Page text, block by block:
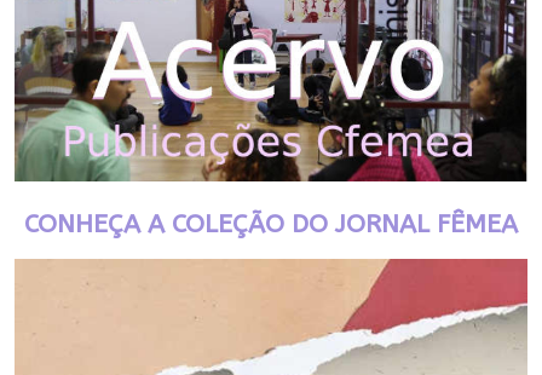
CONHEÇA A COLEÇÃO DO JORNAL FÊMEA